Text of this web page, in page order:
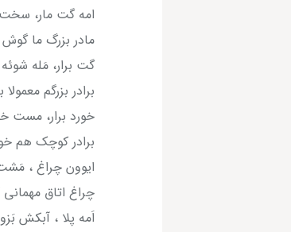
امه گت مار، سخت
مادر بزرگ ما
گت برار، مَله
برادر بزرگم
خورد برار، مست
برادر کوچک هم
ایوون چراغ ،
چراغ اتاق
اَمه پلا ، آبکش